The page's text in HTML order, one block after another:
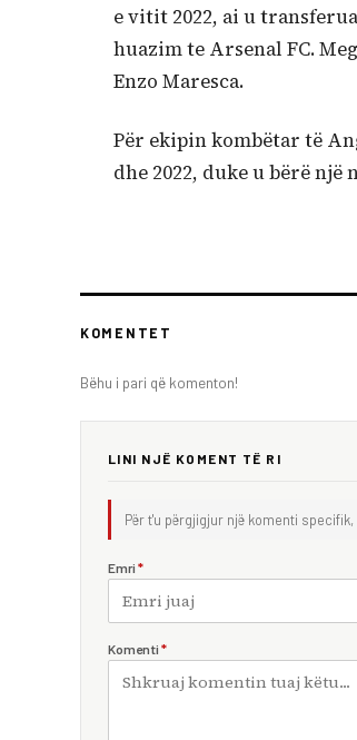
e vitit 2022, ai u
huazim te Arsenal FC.
Enzo Maresca.
Për ekipin kombëtar të
dhe 2022, duke u bërë
KOMENTET
Bëhu i pari që komenton!
LINI NJË KOMENT TË RI
Për t'u përgjigjur një komenti
Emri *
Komenti *